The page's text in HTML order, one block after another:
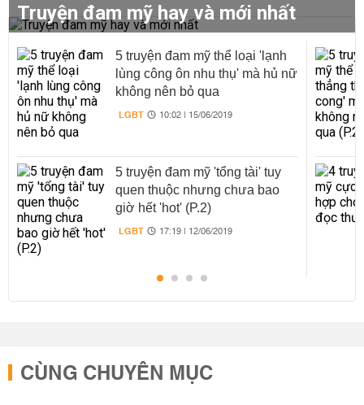
Truyện đam mỹ hay và mới nhất
5 truyện đam mỹ thể loại 'lạnh
lùng công ôn nhu thụ' mà hủ nữ
không nên bỏ qua
LGBT 10:02 | 15/06/2019
5 truyện đam mỹ 'tổng tài' tuy
quen thuộc nhưng chưa bao
giờ hết 'hot' (P.2)
LGBT 17:19 | 12/06/2019
CÙNG CHUYÊN MỤC